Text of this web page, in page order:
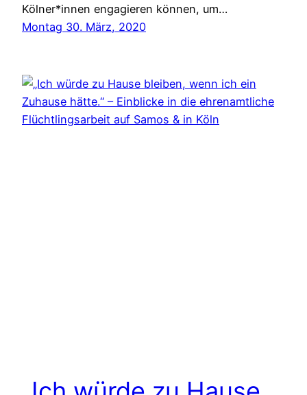
Kölner*innen engagieren können, um…
Montag 30. März, 2020